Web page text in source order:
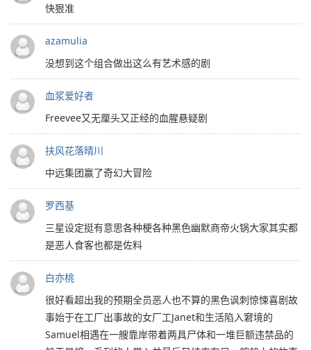
快狠准
azamulia
没想到这个组合做出这么有艺术感的剧
血浆爱好者
Freevee又无厘头又正经的血腥悬疑剧
扶风花落晴川
中远集团赢了奇幻大冒险
罗西基
三星设定挺有意思各种梗各种黑色幽默商帝火锅大家其实都
是恶人食客也都是佐料
白亦桃
很好看超出我的预期全员恶人也不算的黑色讽刺惊悚喜剧故
事始于在工厂出事故的女厂工Janet和生活陷入窘境的
Samuel相遇在一艘靠岸带着两具尸体和一堆巨额违禁品的